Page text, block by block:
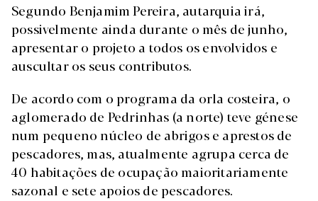
Segundo Benjamim Pereira, autarquia irá,
possivelmente ainda durante o mês de junho,
apresentar o projeto a todos os envolvidos e
auscultar os seus contributos.
De acordo com o programa da orla costeira, o
aglomerado de Pedrinhas (a norte) teve génese
num pequeno núcleo de abrigos e aprestos de
pescadores, mas, atualmente agrupa cerca de
40 habitações de ocupação maioritariamente
sazonal e sete apoios de pescadores.